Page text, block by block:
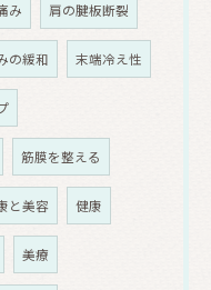
み 肩の腱板断裂
の緩和 末端冷え性
筋膜を整える
と美容 健康
美療